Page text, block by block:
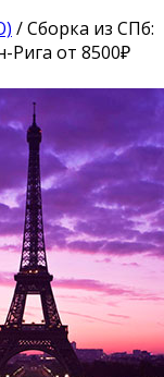
/Сборка из СПб:
Рига от 8500₽